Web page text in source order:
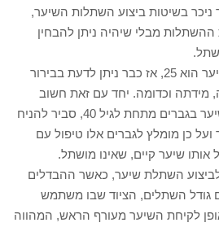
ניכר בשיטות ביצוע השתלות השיער,
ההשתלות מבלי שיהיה ניתן להבחין
הגיל המינימלי להשתלת שיער הוא 25, אז כבר ניתן לדעת בבירור
מידתה וכדומה. יחד עם זאת חשוב
לדעת כי בביצוע השתלת שיער בגברים מתחת לגיל 40, סביר להניח
כן מומלץ לגברים אלו טיפול עם
שיער קיים, שאינו מושתל.
השתלת שיער, כאשר ההבדלים
גודל השתלים, הציוד שבו משתמש
לקיחת השיער מעורף הראש, המהווה